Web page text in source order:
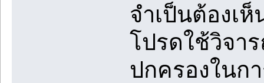
จำเป็นต้องเ
โปรดใช้วิจา
ปกครองในก